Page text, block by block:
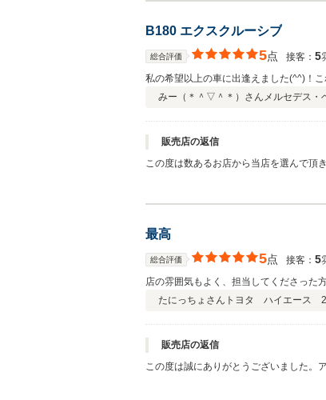
B180 エクスクルーシブ
総合評価 5点 接客： 5
私の希望以上の車に出逢えました(^^)！
みー（＊＾▽＾＊）さん メルセデス
販売店の返信
この度は数あるお店から当店を選んで頂
最高
総合評価 5点 接客： 5
店の雰囲気もよく、担当してくださった
たにっちょさん トヨタ ハイエース
販売店の返信
この度は誠にありがとうございました。